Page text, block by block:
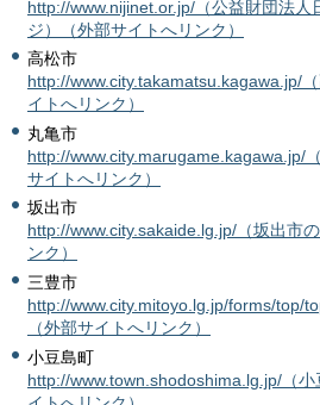
http://www.nijinet.or.jp/（公益財団法人
ジ）（外部サイトへリンク）
高松市
http://www.city.takamatsu.kagawa.jp/
イトへリンク）
丸亀市
http://www.city.marugame.kagawa.jp/
サイトへリンク）
坂出市
http://www.city.sakaide.lg.jp/（坂出市
ンク）
三豊市
http://www.city.mitoyo.lg.jp/forms/top/
（外部サイトへリンク）
小豆島町
http://www.town.shodoshima.lg.jp/（